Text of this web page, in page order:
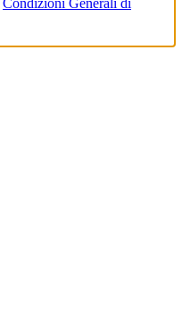
Condizioni Generali di